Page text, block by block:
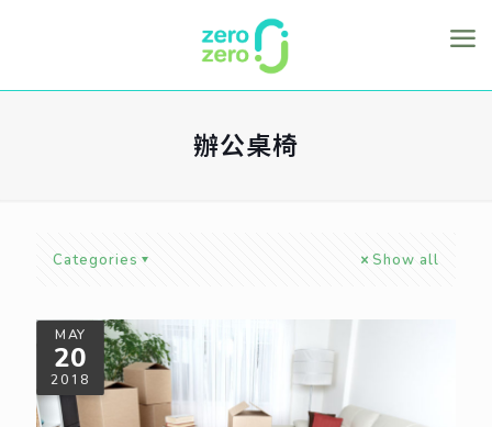
辦公桌椅
Categories Show all
MAY
20
2018